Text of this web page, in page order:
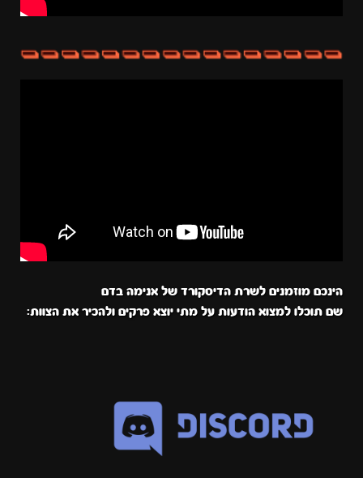
הינכם מוזמנים לשרת הדיסקורד של אנימה בדם
שם תוכלו למצוא הודעות על מתי יוצא פרקים ולהכיר את הצוות: